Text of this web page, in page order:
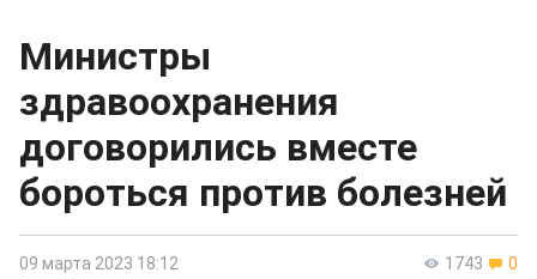
Министры
здравоохранения
договорились вместе
бороться против болезней
1743 0
09 марта 2023 18:12